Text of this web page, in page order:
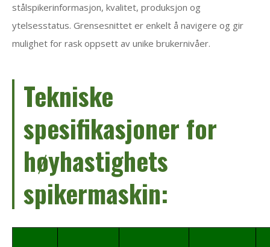
stålspikerinformasjon, kvalitet, produksjon og
ytelsesstatus. Grensesnittet er enkelt å navigere og gir
mulighet for rask oppsett av unike brukernivåer.
Tekniske
spesifikasjoner for
høyhastighets
spikermaskin: